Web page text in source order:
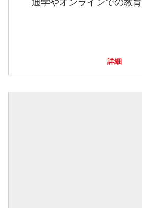
詳細